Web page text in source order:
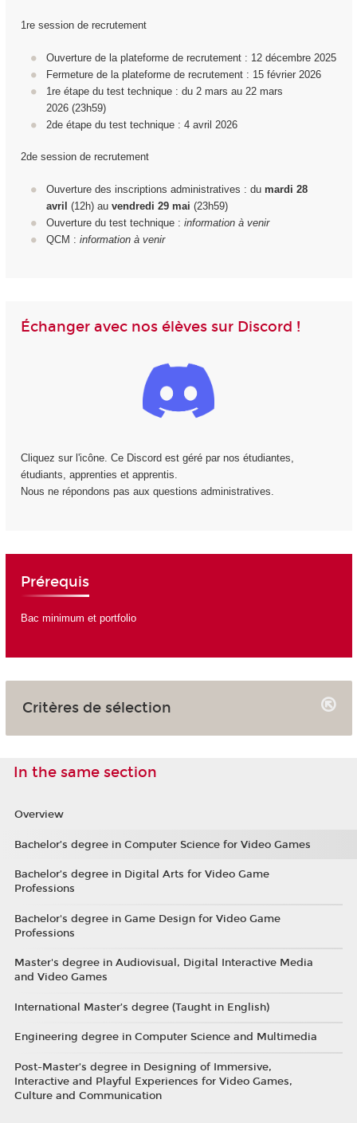
1re session de recrutement
Ouverture de la plateforme de recrutement : 12 décembre 2025
Fermeture de la plateforme de recrutement : 15 février 2026
1 re étape du test technique : du 2 mars au 22 mars
2026 (23h59)
2de étape du test technique : 4 avril 2026
2de session de recrutement
Ouverture des inscriptions administratives : du mardi 28
avril (12h) au vendredi 29 mai (23h59)
Ouverture du test technique : information à venir
QCM : information à venir
Échanger avec nos élèves sur Discord !
Cliquez sur l'icône. Ce Discord est géré par nos étudiantes,
étudiants, apprenties et apprentis.
Nous ne répondons pas aux questions administratives.
Prérequis
Bac minimum et portfolio
Critères de sélection
In the same section
Overview
Bachelor’s degree in Computer Science for Video Games
Bachelor’s degree in Digital Arts for Video Game
Professions
Bachelor's degree in Game Design for Video Game
Professions
Master's degree in Audiovisual, Digital Interactive Media
and Video Games
International Master’s degree (Taught in English)
Engineering degree in Computer Science and Multimedia
Post-Master’s degree in Designing of Immersive,
Interactive and Playful Experiences for Video Games,
Culture and Communication